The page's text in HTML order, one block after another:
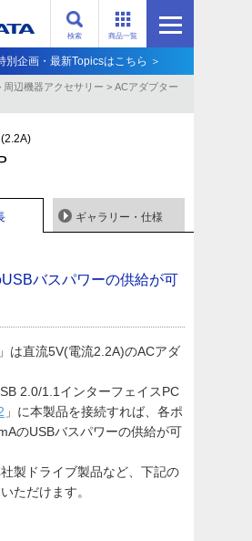
商品一覧
検索
別企画・最新Topicsはこちら ＞
周辺機器アクセサリー > ACアダプター
ギャラリー・仕様
バスパワーの供給が可
は直流5V(電流2.2A)のACアダ
2.0/1.1インターフェイスPC
」に本製品を接続すれば、各ポ
のUSBバスパワーの供給が可
製ドライブ製品など、下記の
ただけます。